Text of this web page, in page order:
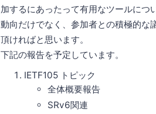
加するにあったって有用なツールにつ
動向だけでなく、参加者との積極的な
頂ければと思います。
下記の報告を予定しています。
IETF105 トピック
全体概要報告
SRv6関連